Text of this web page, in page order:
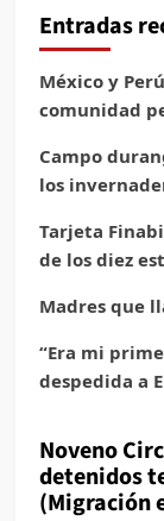
Entradas
México y
comunidad
Campo
los
Tarjeta
de los diez
Madres que
“Era mi
despedida a
Noveno
detenidos
(Migración